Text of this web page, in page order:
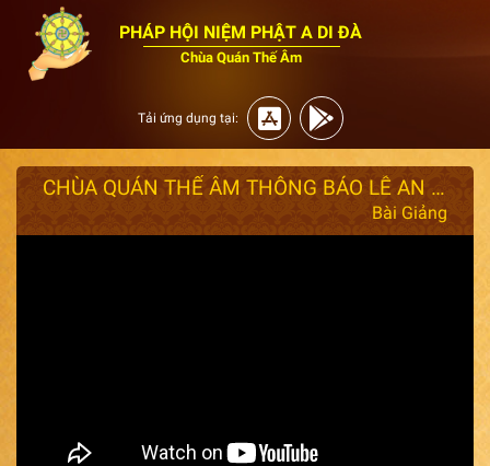
PHÁP HỘI NIỆM PHẬT A DI ĐÀ
Chùa Quán Thế Âm
Tải ứng dụng tại:
CHÙA QUÁN THẾ ÂM THÔNG BÁO LỄ AN VỊ PHẬT,LỄ XUẤT GIA,LỄ VÍA BỒ TÁT QUÁN THẾ ÂM
Bài Giảng